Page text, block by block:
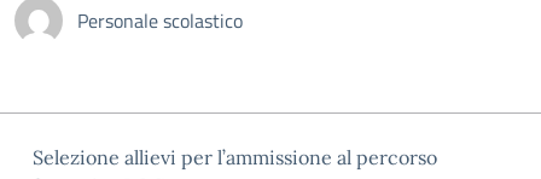
Personale scolastico
Selezione allievi per l’ammissione al percorso